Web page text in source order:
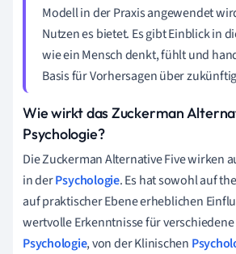
Modell in der Praxis angewendet
Nutzen es bietet. Es gibt Einblick in
wie ein Mensch denkt, fühlt und
Basis für Vorhersagen über
Wie wirkt das Zuckerman
Psychologie?
Die Zuckerman Alternative Five wirken
in derPsychologie. Es hat sowohl auf
auf praktischer Ebene erheblichen
wertvolle Erkenntnisse für
Psychologie, von der Klinischen